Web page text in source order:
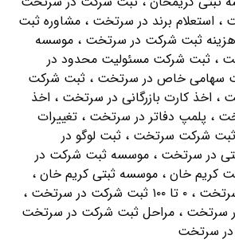
، استعلام برند در سرتخت ، مشاوره ثبت
ثبت شرکت در سرتخت ، موسسه
، ثبت شرکت مسئولیت محدود در
سهامی خاص در سرتخت ، ثبت شرکت
، اخذ کارت بازرگانی در سرتخت ، اخذ
، پلمپ دفاتر در سرتخت ، تغییرات
شرکت سرتخت ، ثبت لوگو در
در سرتخت ، موسسه ثبت شرکت در
کریم خان ، موسسه ثبتی کریم خان ،
امور ثبت شرکت در سرتخت ، ۰ تا ۱۰۰ ثبت شرکت در سرتخت ،
سرتخت ، مراحل ثبت شرکت در سرتخت
سرتخت